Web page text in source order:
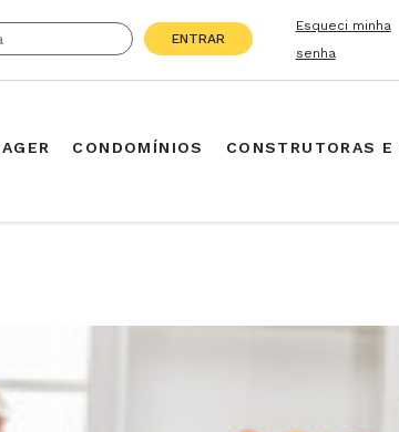
ENTRAR
Esqueci minha
senha
CONDOMÍNIOS CONSTRUTORAS E